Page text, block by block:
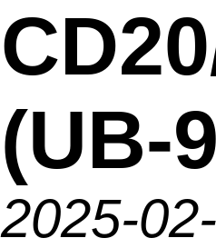
(UB-
2025-